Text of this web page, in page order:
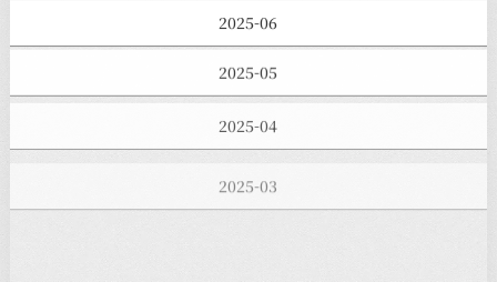
2025-06
2025-05
2025-04
2025-02